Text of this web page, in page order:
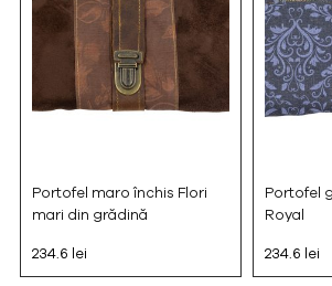
Portofel maro închis Flori
mari din grădină
234.6 lei
Portofel
Royal
234.6 lei